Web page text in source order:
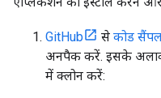
GitHub से कोड सैंपल
अनपैक करें. इसके अलावा,
में क्लोन करें: